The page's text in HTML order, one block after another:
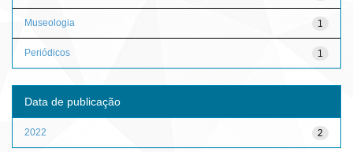
1
Museologia
1
Periódicos
Data de publicação
2
2022